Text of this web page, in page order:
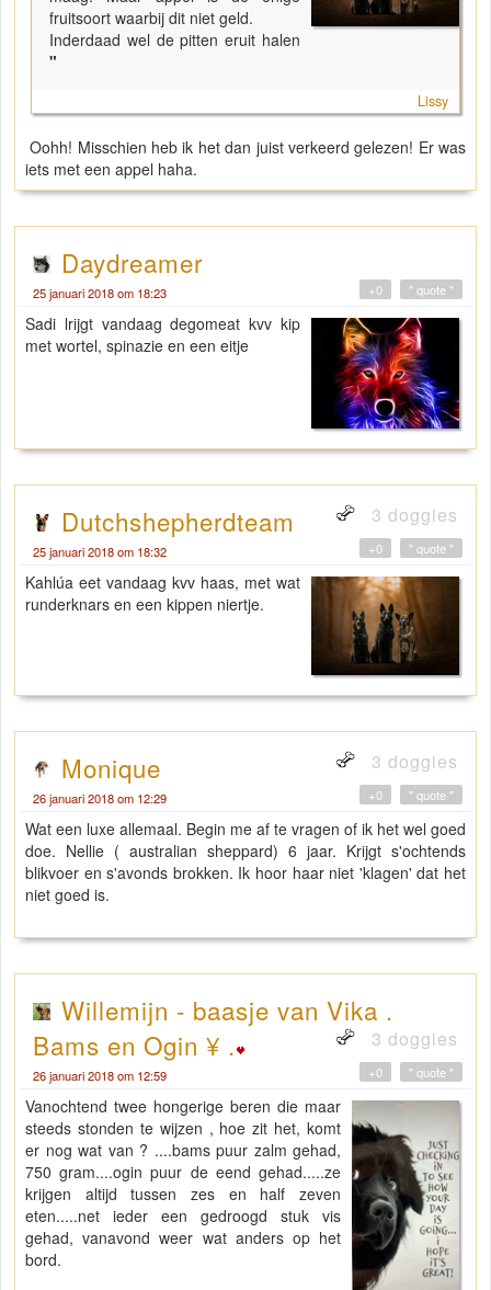
fruitsoort waarbij dit niet geld.
Inderdaad wel de pitten eruit halen
"
Lissy
Oohh! Misschien heb ik het dan juist verkeerd gelezen! Er was
iets met een appel haha.
Daydreamer
25 januari 2018 om 18:23 " quote "
+0
Sadi lrijgt vandaag degomeat kvv kip
met wortel, spinazie en een eitje
Dutchshepherdteam 3 doggies
25 januari 2018 om 18:32 " quote "
+0
Kahlúa eet vandaag kvv haas, met wat
runderknars en een kippen niertje.
Monique 3 doggies
26 januari 2018 om 12:29 " quote "
+0
Wat een luxe allemaal. Begin me af te vragen of ik het wel goed
doe. Nellie ( australian sheppard) 6 jaar. Krijgt s'ochtends
blikvoer en s'avonds brokken. Ik hoor haar niet 'klagen' dat het
niet goed is.
Willemijn - baasje van Vika .
Bams en Ogin ¥ .
3 doggies
26 januari 2018 om 12:59 " quote "
+0
Vanochtend twee hongerige beren die maar
steeds stonden te wijzen , hoe zit het, komt
er nog wat van ? ....bams puur zalm gehad,
750 gram....ogin puur de eend gehad.....ze
krijgen altijd tussen zes en half zeven
eten.....net ieder een gedroogd stuk vis
gehad, vanavond weer wat anders op het
bord.